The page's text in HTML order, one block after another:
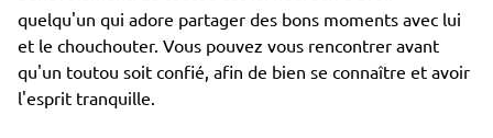
quelqu'un qui adore partager des bons moments avec lui
et le chouchouter. Vous pouvez vous rencontrer avant
qu'un toutou soit confié, afin de bien se connaître et avoir
l'esprit tranquille.